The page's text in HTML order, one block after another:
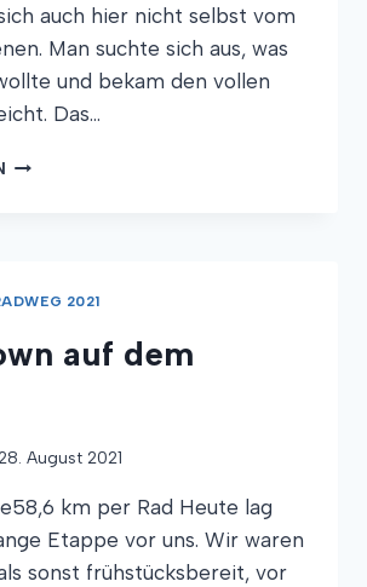
auch hier nicht selbst vom
Man suchte sich aus, was
und bekam den vollen
Das…
VENETIEN
2021
auf dem
August 2021
km per Rad Heute lag
Etappe vor uns. Wir waren
sonst frühstücksbereit, vor